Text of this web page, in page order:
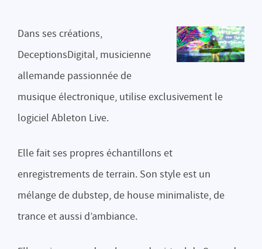
Dans ses créations,
DeceptionsDigital, musicienne
allemande passionnée de
musique électronique, utilise exclusivement le
logiciel Ableton Live.
Elle fait ses propres échantillons et
enregistrements de terrain. Son style est un
mélange de dubstep, de house minimaliste, de
trance et aussi d’ambiance.